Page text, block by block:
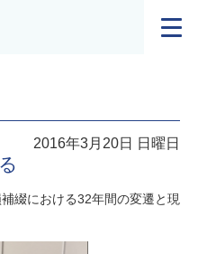
2016年3月20日 日曜日
綴における32年間の変遷と現